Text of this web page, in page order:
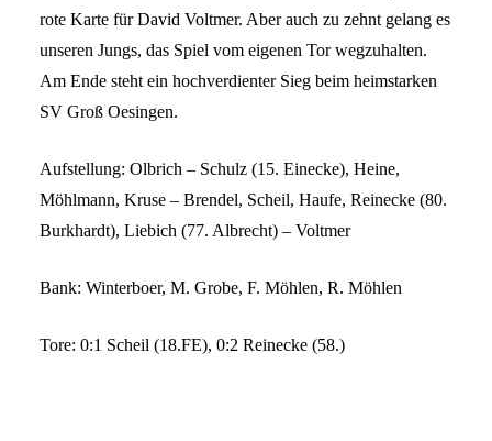
rote Karte für David Voltmer. Aber auch zu zehnt gelang es
unseren Jungs, das Spiel vom eigenen Tor wegzuhalten.
Am Ende steht ein hochverdienter Sieg beim heimstarken
SV Groß Oesingen.
Aufstellung: Olbrich – Schulz (15. Einecke), Heine,
Möhlmann, Kruse – Brendel, Scheil, Haufe, Reinecke (80.
Burkhardt), Liebich (77. Albrecht) – Voltmer
Bank: Winterboer, M. Grobe, F. Möhlen, R. Möhlen
Tore: 0:1 Scheil (18.FE), 0:2 Reinecke (58.)